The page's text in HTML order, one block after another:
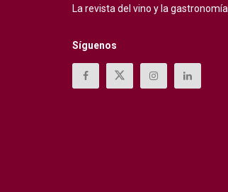
La revista del vino y la gastronomía.
Síguenos